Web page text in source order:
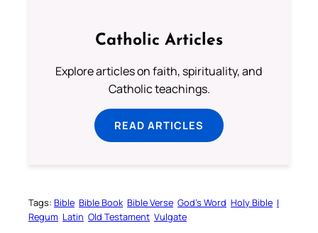
Catholic Articles
Explore articles on faith, spirituality, and
Catholic teachings.
READ ARTICLES
Tags: Bible Bible Book Bible Verse God’s Word Holy Bible I
Regum Latin Old Testament Vulgate